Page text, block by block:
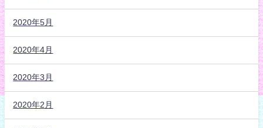
2020年5月
2020年4月
2020年3月
2020年2月